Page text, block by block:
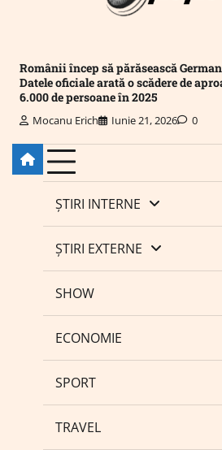
Românii încep să părăsească
Datele oficiale arată o scădere de
6.000 de persoane în 2025
Mocanu Erich Iunie 21, 2026 0
ȘTIRI INTERNE
ȘTIRI EXTERNE
SHOW
ECONOMIE
SPORT
TRAVEL